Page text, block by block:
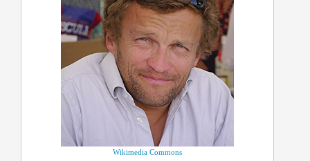
Wikimedia Commons